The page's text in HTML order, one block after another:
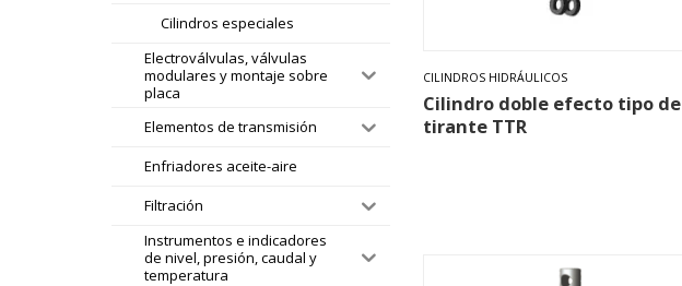
CILINDROS HIDRÁULICOS
Cilindro doble efecto tipo de
tirante TTR
Cilindros especiales
Electroválvulas, válvulas
modulares y montaje sobre
placa
Elementos de transmisión
Enfriadores aceite-aire
Filtración
Instrumentos e indicadores
de nivel, presión, caudal y
temperatura